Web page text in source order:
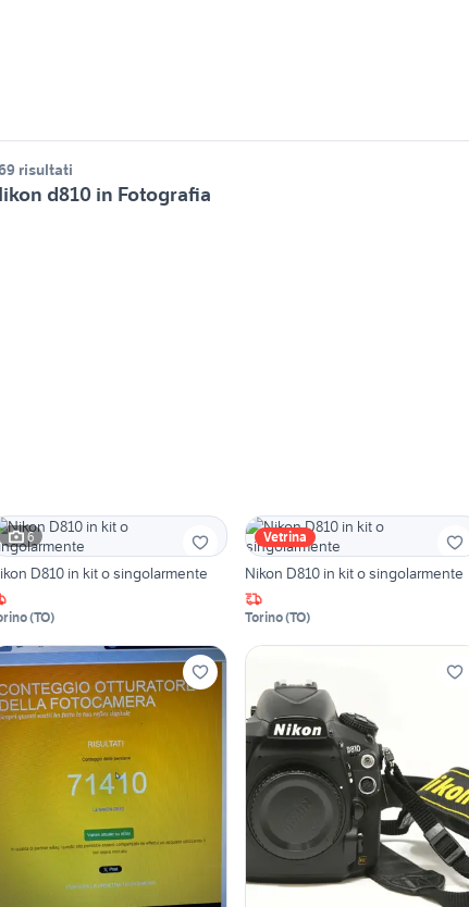
risultati
d810 in Fotografia
6
D810 in kit o singolarmente
(TO)
Vetrina
Nikon D810 in kit o singolarmente
Torino(TO)